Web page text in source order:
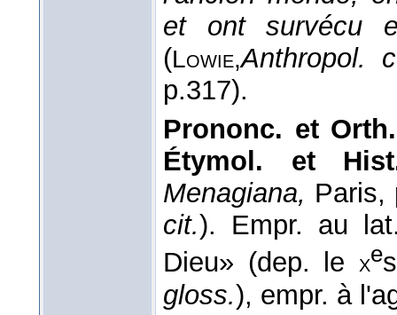
et ont survécu
(Lowie,Anthropol.
p.317).
Prononc. et
Étymol. et
Menagiana,
cit.). Empr. au
Dieu» (dep. le xe
gloss.), empr. à